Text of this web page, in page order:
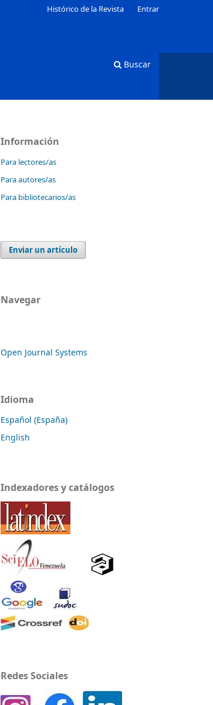
Buscar
Histórico de la Revista Entrar
Información
Para lectores/as
Para autores/as
Para bibliotecarios/as
Enviar un artículo
Navegar
Open Journal Systems
Idioma
Español (España)
English
Indexadores y catálogos
Redes Sociales